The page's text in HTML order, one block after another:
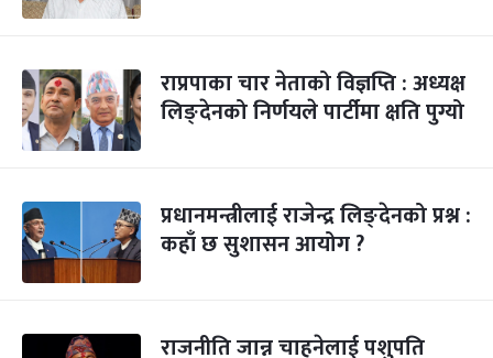
राप्रपाका चार नेताको विज्ञप्ति : अध्यक्ष
लिङ्देनको निर्णयले पार्टीमा क्षति पुग्यो
प्रधानमन्त्रीलाई राजेन्द्र लिङ्देनको प्रश्न :
कहाँ छ सुशासन आयोग ?
राजनीति जान्न चाहनेलाई पशुपति